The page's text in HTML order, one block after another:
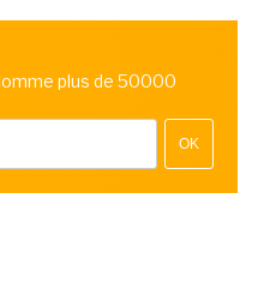
plus de 50000
OK